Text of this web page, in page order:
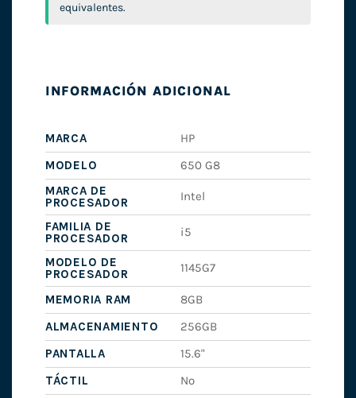
equivalentes.
INFORMACIÓN ADICIONAL
MARCA
HP
MODELO
650 G8
MARCA DE
PROCESADOR
Intel
FAMILIA DE
PROCESADOR
i5
MODELO DE
PROCESADOR
1145G7
MEMORIA RAM
8GB
ALMACENAMIENTO
256GB
PANTALLA
15.6"
TÁCTIL
No